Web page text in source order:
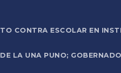
CONTRA ESCOLAR EN
LA UNA PUNO;